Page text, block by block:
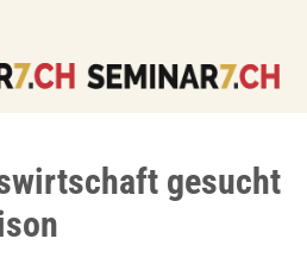
gesucht